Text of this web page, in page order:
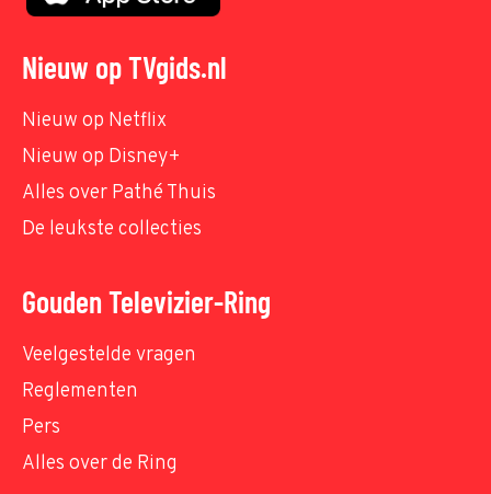
Nieuw op TVgids.nl
Nieuw op Netflix
Nieuw op Disney+
Alles over Pathé Thuis
De leukste collecties
Gouden Televizier-Ring
Veelgestelde vragen
Reglementen
Pers
Alles over de Ring